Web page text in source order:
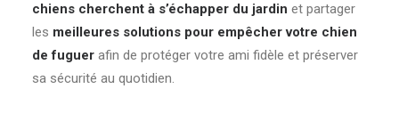
chiens cherchent à s’échapper du jardin et partager
les meilleures solutions pour empêcher votre chien
de fuguer afin de protéger votre ami fidèle et préserver
sa sécurité au quotidien.